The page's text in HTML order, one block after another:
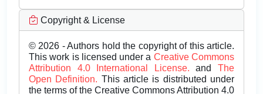
Copyright & License
© 2026 - Authors hold the copyright of this article.
This work is licensed under a Creative Commons
Attribution 4.0 International License.andThe
Open Definition. This article is distributed under
the terms of the Creative Commons Attribution 4.0